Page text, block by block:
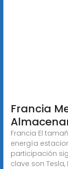
Francia
Francia El
energía
participación
clave son Tesla,